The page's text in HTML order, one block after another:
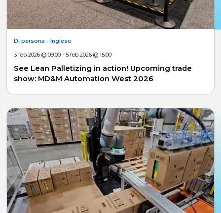
Di persona - Inglese
3 feb 2026 @ 09:00 - 5 feb 2026 @ 15:00
See Lean Palletizing in action! Upcoming trade
show: MD&M Automation West 2026